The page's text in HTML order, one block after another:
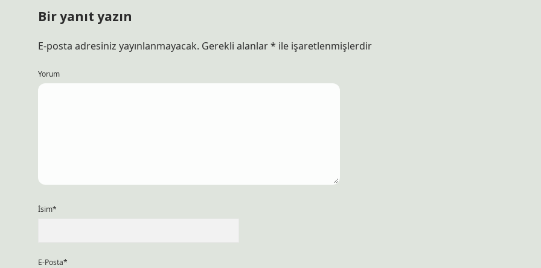
Bir yanıt yazın
E-posta adresiniz yayınlanmayacak. Gerekli alanlar* ile işaretlenmişlerdir
Yorum
İsim*
E-Posta*